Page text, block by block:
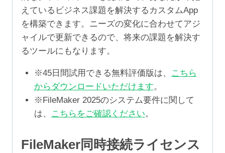
えているビジネス課題を解決するカスタムApp
を構築できます。ニーズの変化に合わせてアジ
ャイルで更新できるので、将来の課題を解決す
るツールにもなります。
※45日間試用できる無料評価版は、
こちら
からダウンロードいただけます。
※FileMaker 2025のシステム要件に関して
は、
こちらをご確認ください。
FileMaker同時接続ライセンス